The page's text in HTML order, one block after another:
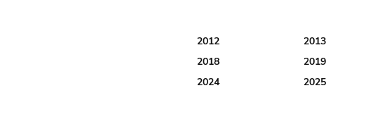
2012 2013
2018
2019
2024
2025